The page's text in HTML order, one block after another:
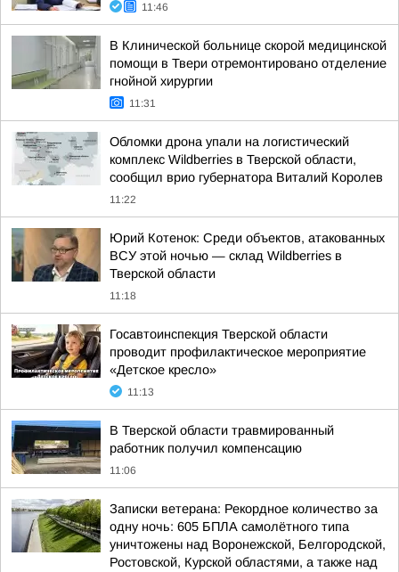
11:46
В Клинической больнице скорой медицинской
помощи в Твери отремонтировано отделение
гнойной хирургии
11:31
Обломки дрона упали на логистический
комплекс Wildberries в Тверской области,
сообщил врио губернатора Виталий Королев
11:22
Юрий Котенок: Среди объектов, атакованных
ВСУ этой ночью — склад Wildberries в
Тверской области
11:18
Госавтоинспекция Тверской области
проводит профилактическое мероприятие
«Детское кресло»
11:13
В Тверской области травмированный
работник получил компенсацию
11:06
Записки ветерана: Рекордное количество за
одну ночь: 605 БПЛА самолётного типа
уничтожены над Воронежской, Белгородской,
Ростовской, Курской областями, а также над